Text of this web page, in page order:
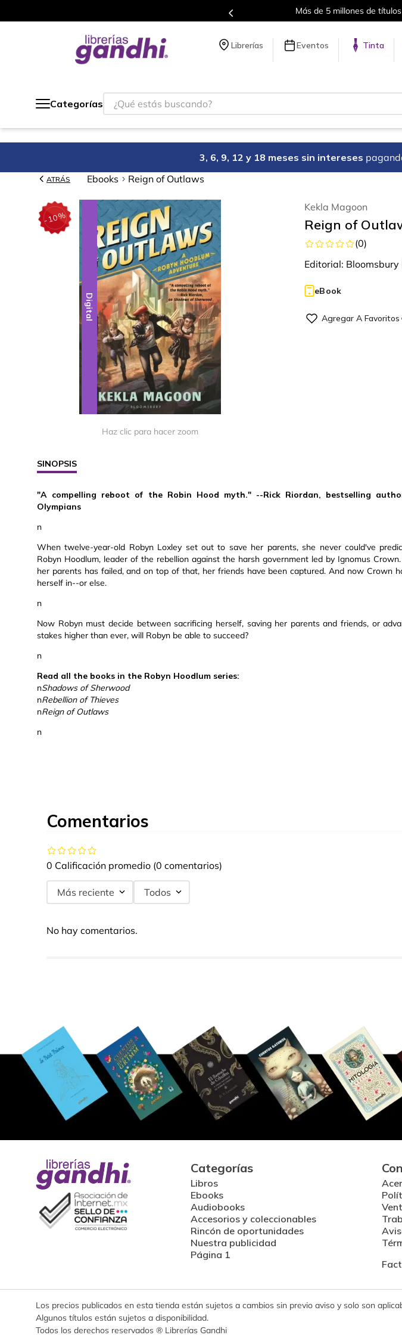
Más de 5 millones de títulos en nuestra tienda en línea.
Librerías Eventos Tinta
Categorías
¿Qué estás buscando?
3, 6, 9, 12 y 18 meses sin intereses
ATRÁS Ebooks Reign of Outlaws
-10%
Digital
Haz clic para hacer zoom
Kekla Magoon
Reign of
(0)
Editorial: Bloomsbury
eBook
SINOPSIS
"A compelling reboot of the Robin Hood myth." --Rick Riordan, bestselling
Olympians
n
When twelve-year-old Robyn Loxley set out to save her parents, she never could've
Robyn Hoodlum, leader of the rebellion against the harsh government led by Ignomus
her parents has failed, and on top of that, her friends have been captured. And now Crown
herself in--or else.
n
Now Robyn must decide between sacrificing herself, saving her parents and friends, or
stakes higher than ever, will Robyn be able to succeed?
n
Read all the books in the Robyn Hoodlum series:
nShadows of Sherwood
nRebellion of Thieves
nReign of Outlaws
n
Comentarios
0 Calificación promedio (0 comentarios)
Más reciente Todos
No hay comentarios.
Categorías
Libros
Ebooks
Audiobooks
Accesorios y coleccionables
Rincón de oportunidades
Nuestra publicidad
Página 1
Los precios publicados en esta tienda están sujetos a cambios sin previo aviso y solo son
Algunos títulos están sujetos a disponibilidad.
Todos los derechos reservados ® Librerías Gandhi